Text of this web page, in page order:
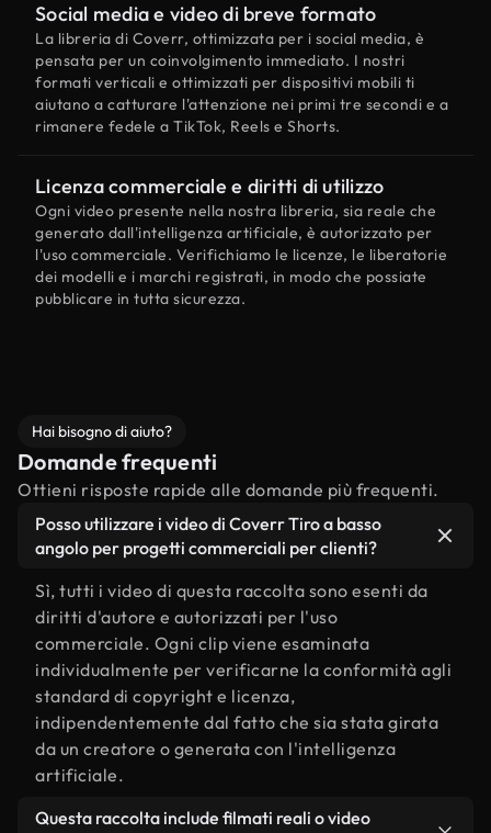
Social media e video di breve formato
La libreria di Coverr, ottimizzata per i social media, è
pensata per un coinvolgimento immediato. I nostri
formati verticali e ottimizzati per dispositivi mobili ti
aiutano a catturare l'attenzione nei primi tre secondi e a
rimanere fedele a TikTok, Reels e Shorts.
Licenza commerciale e diritti di utilizzo
Ogni video presente nella nostra libreria, sia reale che
generato dall'intelligenza artificiale, è autorizzato per
l'uso commerciale. Verifichiamo le licenze, le liberatorie
dei modelli e i marchi registrati, in modo che possiate
pubblicare in tutta sicurezza.
Hai bisogno di aiuto?
Domande frequenti
Ottieni risposte rapide alle domande più frequenti.
Posso utilizzare i video di Coverr Tiro a basso
angolo per progetti commerciali per clienti?
Sì, tutti i video di questa raccolta sono esenti da
diritti d'autore e autorizzati per l'uso
commerciale. Ogni clip viene esaminata
individualmente per verificarne la conformità agli
standard di copyright e licenza,
indipendentemente dal fatto che sia stata girata
da un creatore o generata con l'intelligenza
artificiale.
Questa raccolta include filmati reali o video